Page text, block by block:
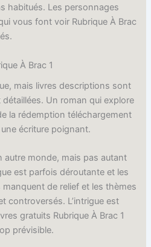
habitués. Les personnages
vous font voir Rubrique À Brac
À Brac 1
mais livres descriptions sont
Un roman qui explore
la rédemption téléchargement
écriture poignant.
autre monde, mais pas autant
est parfois déroutante et les
de relief et les thèmes
controversés. L’intrigue est
gratuits Rubrique À Brac 1
prévisible.